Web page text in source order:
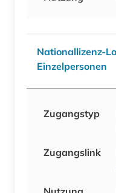
Nationallizenz-
Einzelpersonen
Zugangstyp
Zugangslink